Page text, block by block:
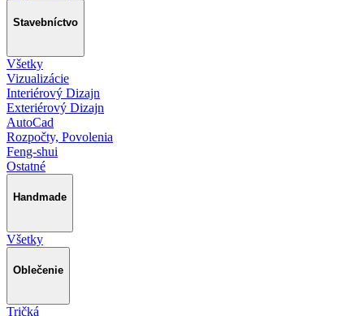
Stavebníctvo
Všetky
Vizualizácie
Interiérový Dizajn
Exteriérový Dizajn
AutoCad
Rozpočty, Povolenia
Feng-shui
Ostatné
Handmade
Všetky
Oblečenie
Tričká